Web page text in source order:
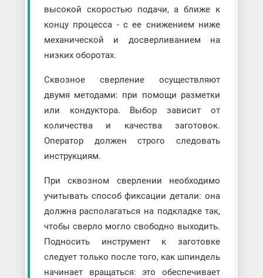
высокой скоростью подачи, а ближе к
концу процесса - с ее снижением ниже
механической и досверливанием на
низких оборотах.
Сквозное сверление осуществляют
двумя методами: при помощи разметки
или кондуктора. Выбор зависит от
количества и качества заготовок.
Оператор должен строго следовать
инструкциям.
При сквозном сверлении необходимо
учитывать способ фиксации детали: она
должна располагаться на подкладке так,
чтобы сверло могло свободно выходить.
Подносить инструмент к заготовке
следует только после того, как шпиндель
начинает вращаться: это обеспечивает